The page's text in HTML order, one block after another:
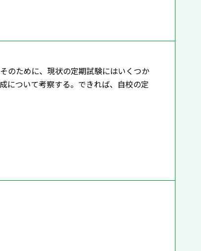
のために、現状の定期試験にはいくつか
について考察する。できれば、自校の定